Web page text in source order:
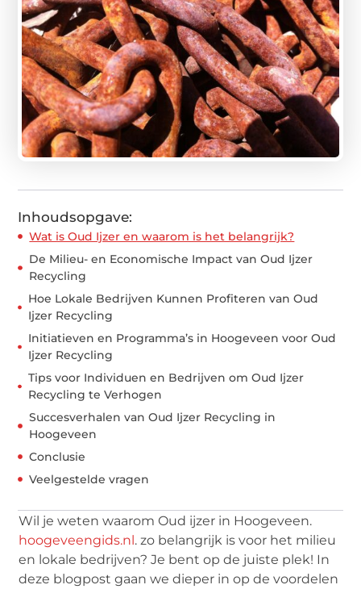
Inhoudsopgave:
Wat is Oud Ijzer en waarom is het belangrijk?
De Milieu- en Economische Impact van Oud Ijzer
Recycling
Hoe Lokale Bedrijven Kunnen Profiteren van Oud
Ijzer Recycling
Initiatieven en Programma’s in Hoogeveen voor Oud
Ijzer Recycling
Tips voor Individuen en Bedrijven om Oud Ijzer
Recycling te Verhogen
Succesverhalen van Oud Ijzer Recycling in
Hoogeveen
Conclusie
Veelgestelde vragen
Wil je weten waarom Oud ijzer in Hoogeveen.
hoogeveengids.nl. zo belangrijk is voor het milieu
en lokale bedrijven? Je bent op de juiste plek! In
deze blogpost gaan we dieper in op de voordelen